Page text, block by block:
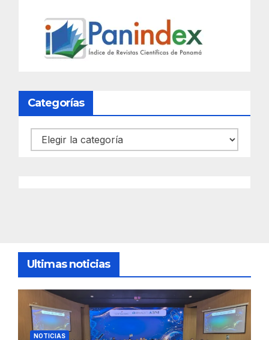
Categorías
Categorías
Ultimas noticias
NOTICIAS